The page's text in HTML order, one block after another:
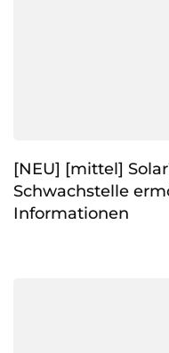
[NEU] [mittel]
Schwachstelle
Informationen